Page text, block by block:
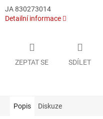
JA 830273014
Detailní informace
ZEPTAT SE SDÍLET
Popis Diskuze